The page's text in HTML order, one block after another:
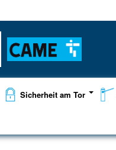
Sicherheit am Tor